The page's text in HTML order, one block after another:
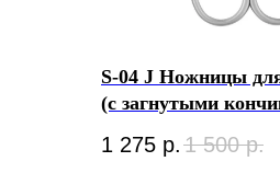
S-04 J Ножницы
(с загнутыми
1 275 р. 1 500 р.